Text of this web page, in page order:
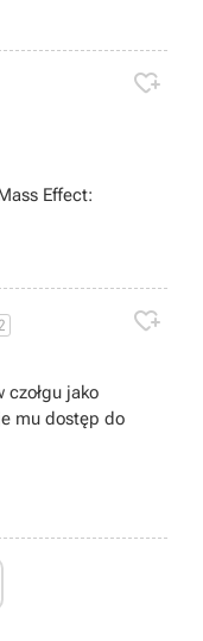

Effect:

czołgu jako
mu dostęp do